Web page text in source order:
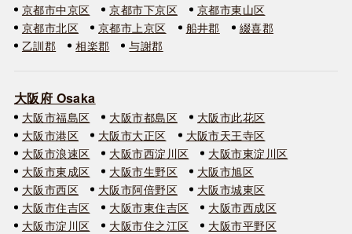
京都市中京区
京都市下京区
京都市東山区
京都市北区
京都市上京区 船井郡
綴喜郡
乙訓郡
相楽郡 与謝郡
大阪府 Osaka
大阪市福島区 大阪市都島区
大阪市此花区
大阪市港区
大阪市大正区
大阪市天王寺区
大阪市浪速区
大阪市西淀川区
大阪市東淀川区
大阪市東成区
大阪市生野区
大阪市旭区
大阪市西区
大阪市阿倍野区
大阪市城東区
大阪市住吉区
大阪市東住吉区
大阪市西成区
大阪市淀川区
大阪市住之江区
大阪市平野区